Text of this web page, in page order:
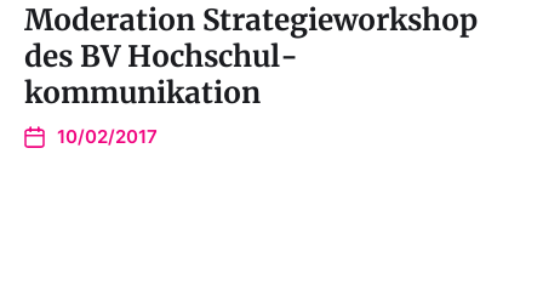
Moderation Strategieworkshop
des BV Hochschul-
kommunikation
10/02/2017